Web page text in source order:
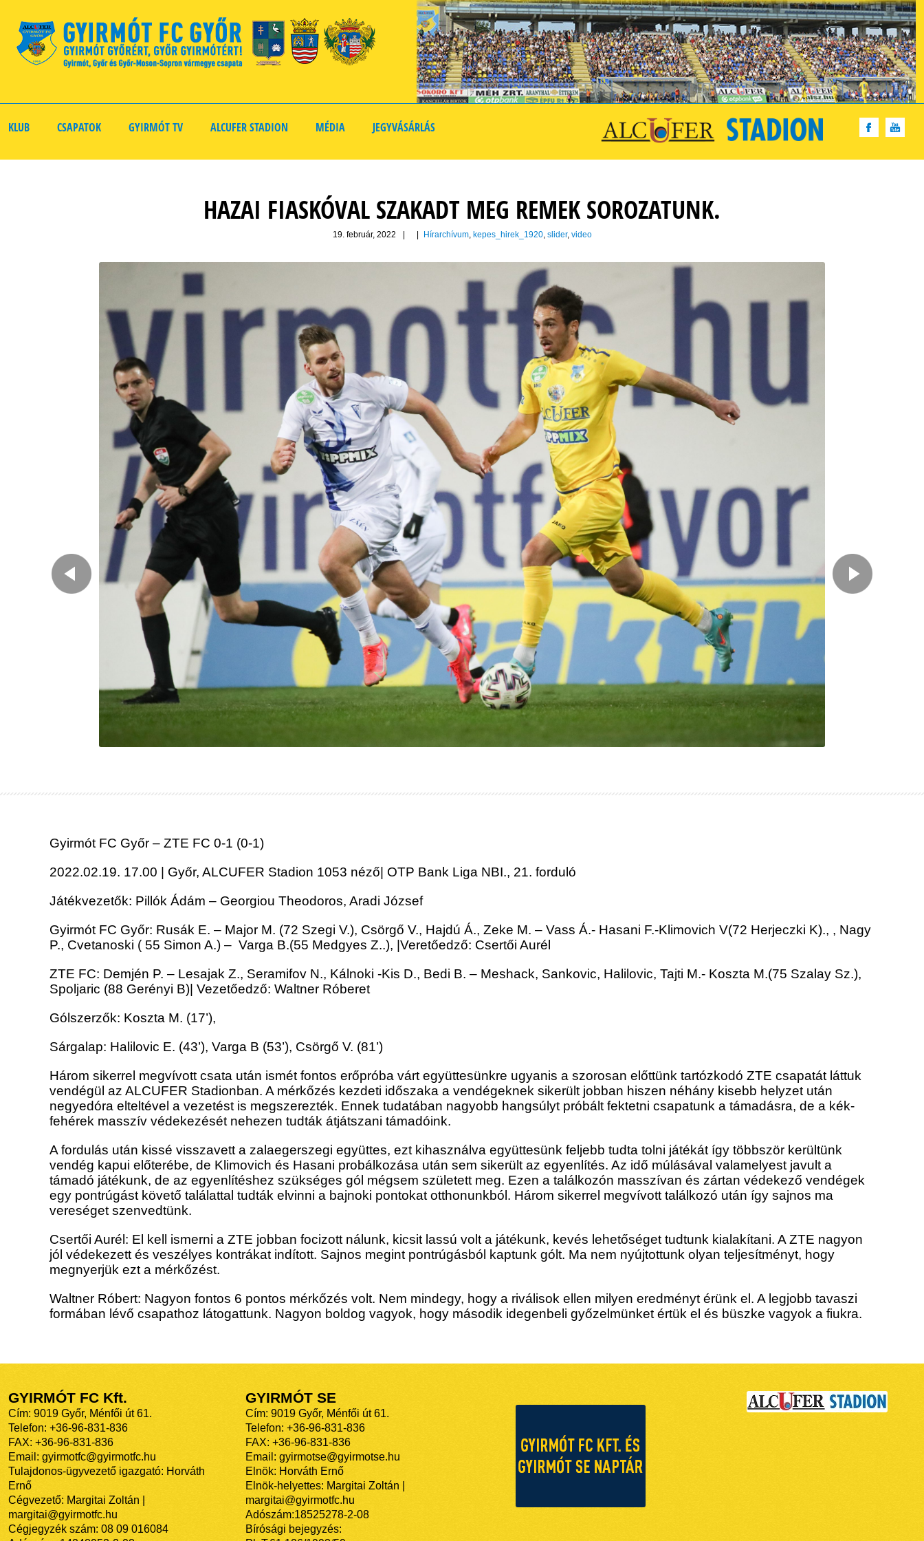
KLUB CSAPATOK GYIRMÓT TV ALCUFER STADION MÉDIA JEGYVÁSÁRLÁS
HAZAI FIASKÓVAL SZAKADT MEG REMEK SOROZATUNK.
19. február, 2022 Hírarchívum, kepes_hirek_1920, slider, video
Gyirmót FC Győr – ZTE FC 0-1 (0-1)
2022.02.19. 17.00 | Győr, ALCUFER Stadion 1053 néző| OTP Bank Liga NBI., 21. forduló
Játékvezetők: Pillók Ádám – Georgiou Theodoros, Aradi József
Gyirmót FC Győr: Rusák E. – Major M. (72 Szegi V.), Csörgő V., Hajdú Á., Zeke M. – Vass Á.- Hasani F.-Klimovich V(72 Herjeczki K)., , Nagy
P., Cvetanoski ( 55 Simon A.) – Varga B.(55 Medgyes Z..), |Veretőedző: Csertői Aurél
ZTE FC: Demjén P. – Lesajak Z., Seramifov N., Kálnoki -Kis D., Bedi B. – Meshack, Sankovic, Halilovic, Tajti M.- Koszta M.(75 Szalay Sz.),
Spoljaric (88 Gerényi B)| Vezetőedző: Waltner Róberet
Gólszerzők: Koszta M. (17’),
Sárgalap: Halilovic E. (43’), Varga B (53’), Csörgő V. (81’)
Három sikerrel megvívott csata után ismét fontos erőpróba várt együttesünkre ugyanis a szorosan előttünk tartózkodó ZTE csapatát láttuk
vendégül az ALCUFER Stadionban. A mérkőzés kezdeti időszaka a vendégeknek sikerült jobban hiszen néhány kisebb helyzet után
negyedóra elteltével a vezetést is megszerezték. Ennek tudatában nagyobb hangsúlyt próbált fektetni csapatunk a támadásra, de a kék-
fehérek masszív védekezését nehezen tudták átjátszani támadóink.
A fordulás után kissé visszavett a zalaegerszegi együttes, ezt kihasználva együttesünk feljebb tudta tolni játékát így többször kerültünk
vendég kapui előterébe, de Klimovich és Hasani probálkozása után sem sikerült az egyenlítés. Az idő múlásával valamelyest javult a
támadó játékunk, de az egyenlítéshez szükséges gól mégsem született meg. Ezen a találkozón masszívan és zártan védekező vendégek
egy pontrúgást követő találattal tudták elvinni a bajnoki pontokat otthonunkból. Három sikerrel megvívott találkozó után így sajnos ma
vereséget szenvedtünk.
Csertői Aurél: El kell ismerni a ZTE jobban focizott nálunk, kicsit lassú volt a játékunk, kevés lehetőséget tudtunk kialakítani. A ZTE nagyon
jól védekezett és veszélyes kontrákat indított. Sajnos megint pontrúgásból kaptunk gólt. Ma nem nyújtottunk olyan teljesítményt, hogy
megnyerjük ezt a mérkőzést.
Waltner Róbert: Nagyon fontos 6 pontos mérkőzés volt. Nem mindegy, hogy a riválisok ellen milyen eredményt érünk el. A legjobb tavaszi
formában lévő csapathoz látogattunk. Nagyon boldog vagyok, hogy második idegenbeli győzelmünket értük el és büszke vagyok a fiukra.
GYIRMÓT FC Kft.
Cím: 9019 Győr, Ménfői út 61.
Telefon: +36-96-831-836
FAX: +36-96-831-836
Email: gyirmotfc@gyirmotfc.hu
Tulajdonos-ügyvezető igazgató: Horváth
Ernő
Cégvezető: Margitai Zoltán |
margitai@gyirmotfc.hu
Cégjegyzék szám: 08 09 016084
GYIRMÓT SE
Cím: 9019 Győr, Ménfői út 61.
Telefon: +36-96-831-836
FAX: +36-96-831-836
Email: gyirmotse@gyirmotse.hu
Elnök: Horváth Ernő
Elnök-helyettes: Margitai Zoltán |
margitai@gyirmotfc.hu
Adószám:18525278-2-08
Bírósági bejegyzés: